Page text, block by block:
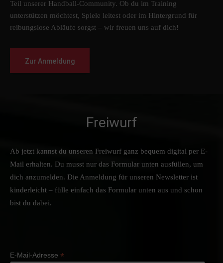
Teil unserer Handball-Community. Ob du im Training
unterstützen möchtest, Spiele leitest oder im Hintergrund für
reibungslose Abläufe sorgst – wir freuen uns auf dich!
Zur Anmeldung
Freiwurf
Ab jetzt kannst du unseren Freiwurf ganz bequem digital per E-
Mail erhalten. Du musst nur das Formular unten ausfüllen, um
dich anzumelden. Die Anmeldung für unseren Newsletter ist
kinderleicht – fülle einfach das Formular unten aus und schon
bist du dabei.
E-Mail-Adresse *